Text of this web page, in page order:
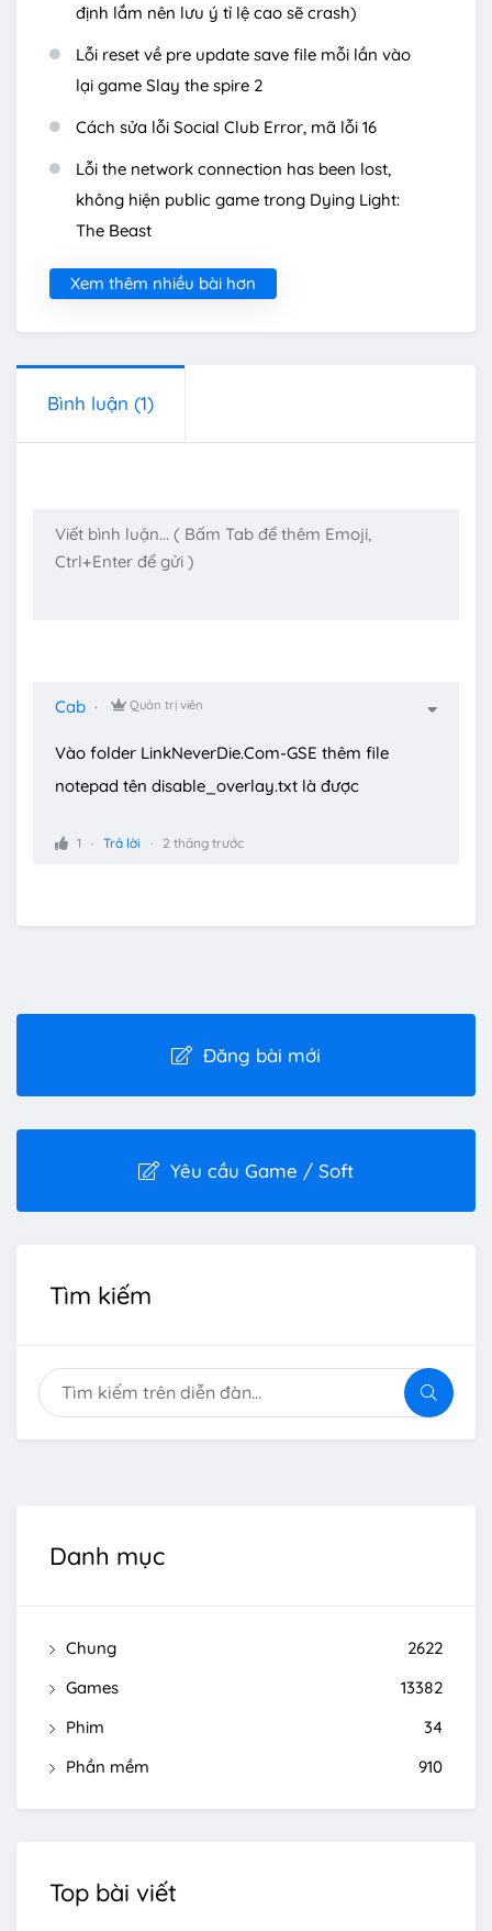
định lắm nên lưu ý tỉ lệ cao sẽ crash)
Lỗi reset về pre update save file mỗi lần vào
lại game Slay the spire 2
Cách sửa lỗi Social Club Error, mã lỗi 16
Lỗi the network connection has been lost,
không hiện public game trong Dying Light:
The Beast
Xem thêm nhiều bài hơn
Bình luận (1)
Cab Quản trị viên
Vào folder LinkNeverDie.Com-GSE thêm file
notepad tên disable_overlay.txt là được
1 Trả lời 2 tháng trước
Đăng bài mới
Yêu cầu Game / Soft
Tìm kiếm
Danh mục
Chung
2622
Games
13382
Phim
34
Phần mềm
910
Top bài viết